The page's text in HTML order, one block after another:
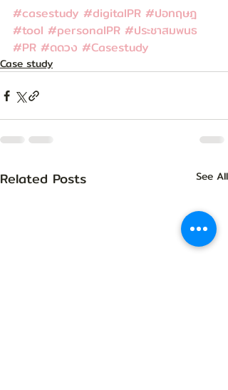
#casestudy #digitalPR #ปอทฤษฎ
#tool #personalPR #ประชาสมพนธ
#PR #ดดวง #Casestudy
Case study
Related Posts See All